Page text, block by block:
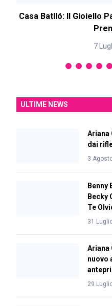
Casa Batlló: Il Gioiello
7
ULTIME NEWS
Ariana
dai
3
Benny
Becky
Te
31
Ariana
nuovo
29